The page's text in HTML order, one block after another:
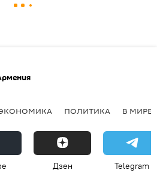
ПОЛИТИКА В МИРЕ
Дзен Telegram